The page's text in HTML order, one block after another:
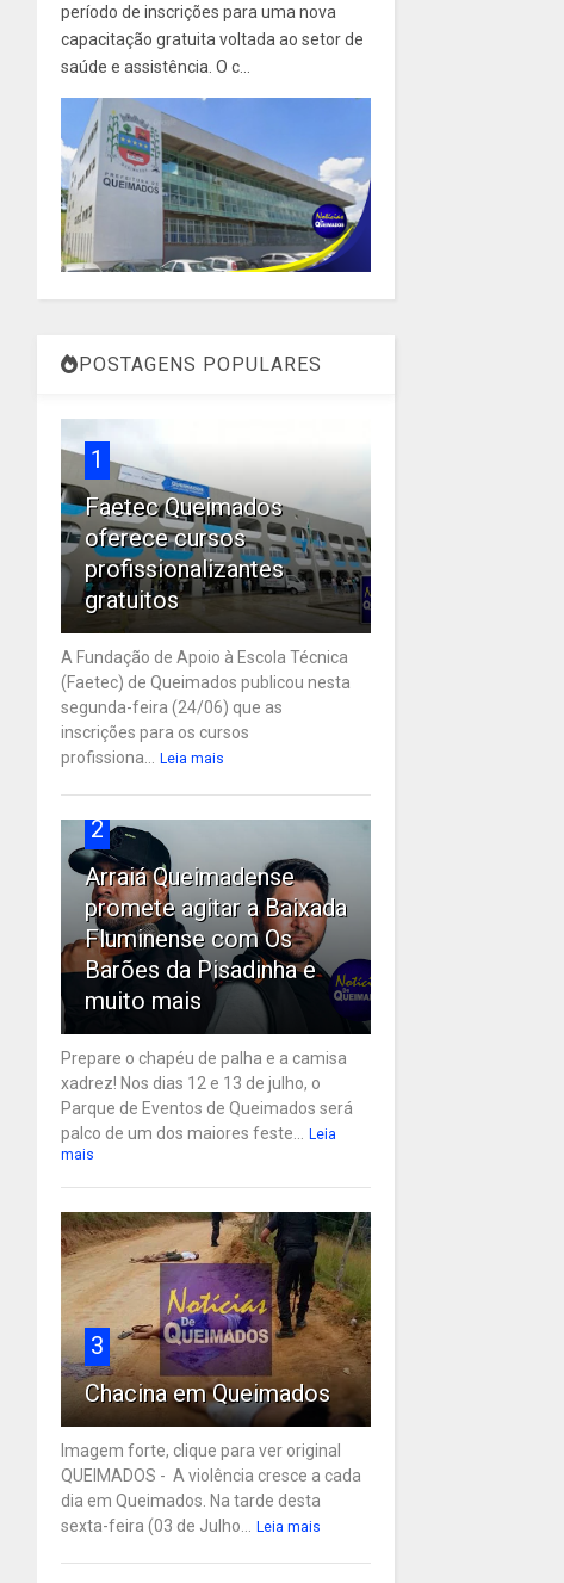
período de inscrições para uma nova
capacitação gratuita voltada ao setor de
saúde e assistência. O c...
POSTAGENS POPULARES
1
Faetec Queimados
oferece cursos
profissionalizantes
gratuitos
A Fundação de Apoio à Escola Técnica
(Faetec) de Queimados publicou nesta
segunda-feira (24/06) que as
inscrições para os cursos
profissiona...
Leia mais
2
Arraiá Queimadense
promete agitar a Baixada
Fluminense com Os
Barões da Pisadinha e
muito mais
Prepare o chapéu de palha e a camisa
xadrez! Nos dias 12 e 13 de julho, o
Parque de Eventos de Queimados será
palco de um dos maiores feste...
Leia
mais
3
Chacina em Queimados
Imagem forte, clique para ver original
QUEIMADOS - A violência cresce a cada
dia em Queimados. Na tarde desta
sexta-feira (03 de Julho...
Leia mais